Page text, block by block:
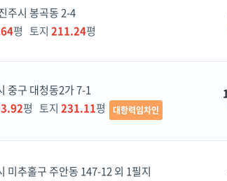
주시 봉곡동 2-4
평 토지 211.24평
중구 대청동2가 7-1
평 토지 231.11평 대항력임차인
미추홀구 주안동 147-12 외 1필지